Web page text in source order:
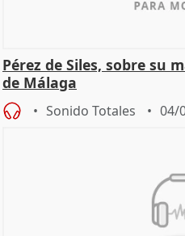
Pérez de Siles, sobre su
de Málaga
Sonido Totales 04/